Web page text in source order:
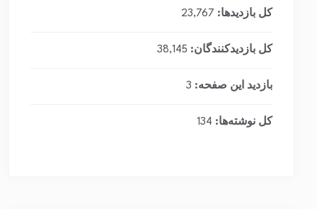
کل بازدیدها: 23,767
کل بازدیدکنند‌گان: 38,145
بازدید این صفحه: 3
کل نوشته‌ها: 134